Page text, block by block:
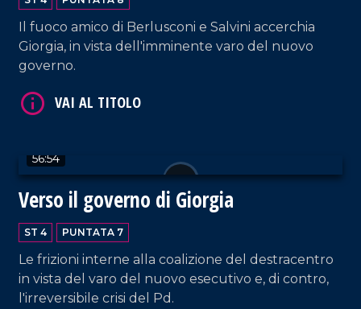
Il fuoco amico di Berlusconi e Salvini accerchia
Giorgia, in vista dell'imminente varo del nuovo
governo.
56:54
Verso il governo di Giorgia
ST 4 PUNTATA 7
Le frizioni interne alla coalizione del destracentro
in vista del varo del nuovo esecutivo e, di contro,
l'irreversibile crisi del Pd.